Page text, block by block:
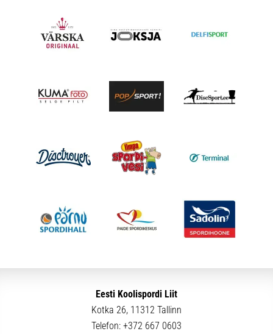
Eesti Koolispordi Liit
Kotka 26, 11312 Tallinn
Telefon: +372 667 0603